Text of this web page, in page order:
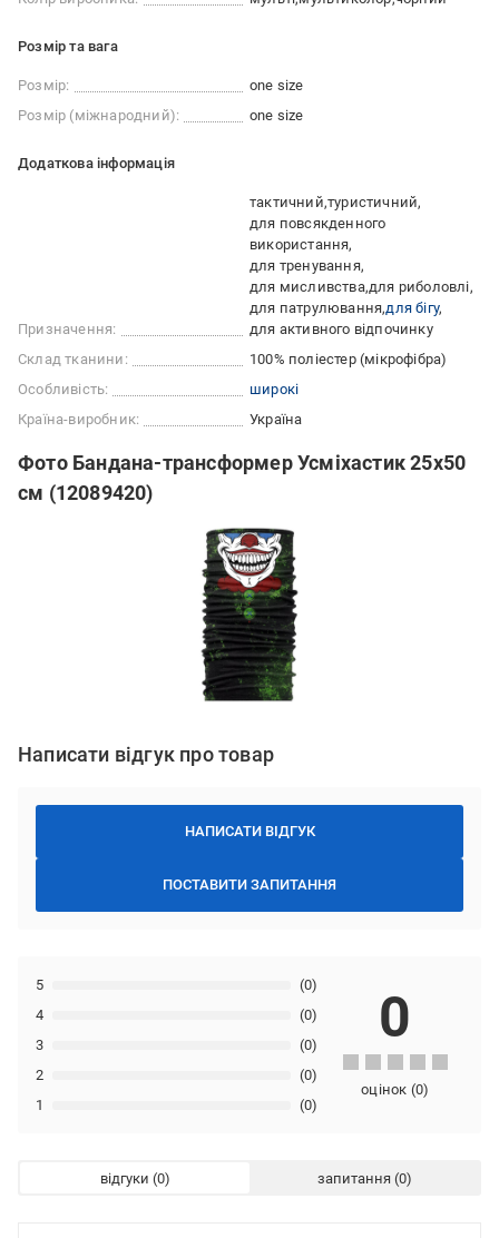
Розмір та вага
Розмір:
one size
Розмір (міжнародний):
one size
Додаткова інформація
Призначення:
тактичний туристичний
для повсякденного
використання
для тренування
для мисливства для риболовлі
для патрулювання для бігу
для активного відпочинку
Склад тканини:
100% поліестер (мікрофібра)
Особливість:
широкі
Країна-виробник:
Україна
Фото Бандана-трансформер Усміхастик 25х50
см (12089420)
Написати відгук про товар
НАПИСАТИ ВІДГУК
ПОСТАВИТИ ЗАПИТАННЯ
1 (0)
2 (0)
3 (0)
4 (0)
5 (0)
0
оцінок (0)
відгуки запитання